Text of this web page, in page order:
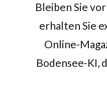
Bleiben Sie
erhalten Sie
Online-
Bodensee-KI,